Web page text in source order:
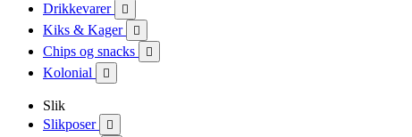
Drikkevarer 
Kiks & Kager 
Chips og snacks 
Kolonial 
Slik
Slikposer
